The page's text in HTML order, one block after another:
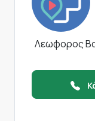
Λεωφορος